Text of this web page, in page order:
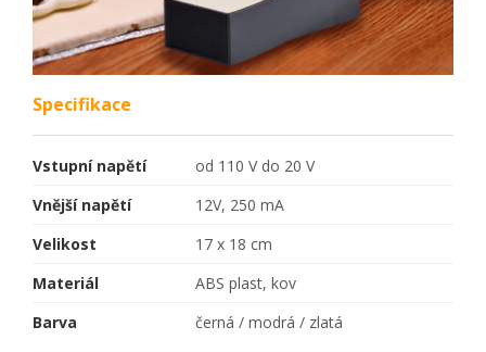
Specifikace
Vstupní napětí
od 110 V do 20 V
Vnější napětí
12V, 250 mA
Velikost
17 x 18 cm
Materiál
ABS plast, kov
Barva
černá / modrá / zlatá